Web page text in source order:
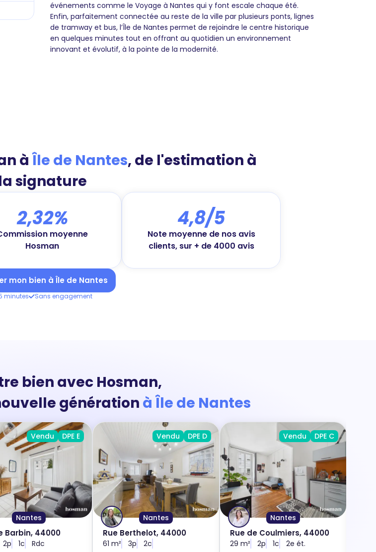
événements comme le Voyage à Nantes qui y font escale chaque été.
Enfin, parfaitement connectée au reste de la ville par plusieurs ponts, lignes
de tramway et bus, l’Île de Nantes permet de rejoindre le centre historique
en quelques minutes tout en offrant au quotidien un environnement
innovant et évolutif, à la pointe de la modernité.
à Île de Nantes, de l'estimation à
signature
2,32%
moyenne
Hosman
4,8/5
Note moyenne de nos avis
clients, sur + de 4000 avis
mon bien à Île de Nantes
minutes Sans engagement
bien avec Hosman,
génération à Île de Nantes
Nantes
Vendu DPE E
Barbin, 44000
2p 1c Rdc
Nantes
Vendu DPE D
Rue Berthelot, 44000
61 m² 3p 2c
Nantes
Vendu DPE C
Rue de Coulmiers, 44000
29 m² 2p 1c 2e ét.